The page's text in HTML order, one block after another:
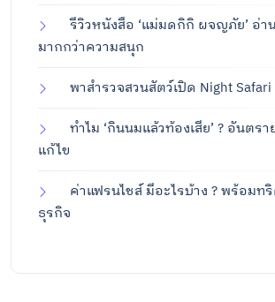
รีวิวหนังสือ ‘แม่มดกิกิ ผจญภัย’ อ่า
มากกว่าความสนุก
พาสำรวจสวนสัตว์เปิด Night Safari
ทำไม ‘กินนมแล้วท้องเสีย’ ? อันตร
แก้ไข
ค่าแฟรนไชส์ มีอะไรบ้าง ? พร้อมท
ธุรกิจ